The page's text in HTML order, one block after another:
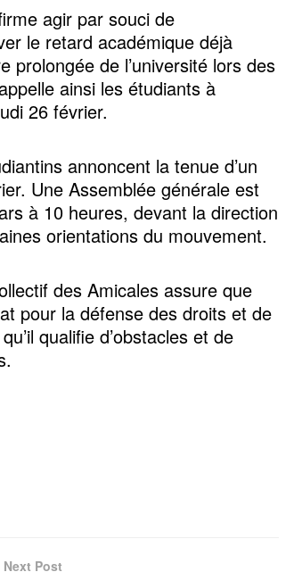
agir par souci de
le retard académique déjà
de l’université lors des
ainsi les étudiants à
26 février.
annoncent la tenue d’un
Une Assemblée générale est
à 10 heures, devant la direction
orientations du mouvement.
des Amicales assure que
pour la défense des droits et de
qualifie d’obstacles et de
Next Post